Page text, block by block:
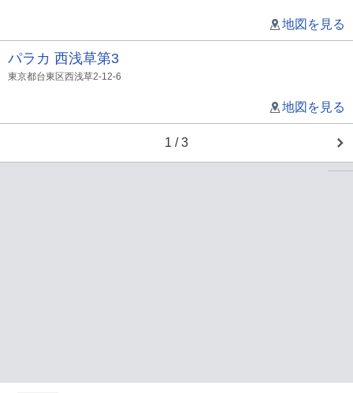
地図を見る
パラカ 西浅草第3
東京都台東区西浅草2-12-6
地図を見る
1 / 3